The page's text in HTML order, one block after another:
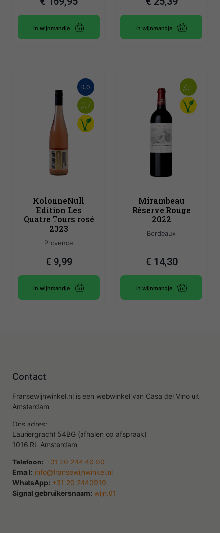
In wijnmandje In wijnmandje
KolonneNull
Edition Les
Quatre Tours rosé
2023
0.0
Provence
€ 9,99
In wijnmandje
Mirambeau
Réserve Rouge
2022
Bordeaux
€ 14,30
In wijnmandje
Contact
Fransewijnwinkel.nl is een webwinkel van Casa del Vino uit
Amsterdam
Ons adres:
Lauriergracht 54BG (afhalen op afspraak)
1016 RL Amsterdam
Telefoon: +31 20 244 46 90
Email: info@fransewijnwinkel.nl
WhatsApp: +31 20 2440919
Signal gebruikersnaam: wijn.01